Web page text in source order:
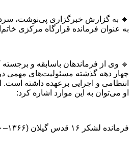
🔹 به گزارش خبرگزاری پی‌نوشت،
به عنوان فرمانده قرارگاه مرکزی
🔹 وی از فرماندهان باسابقه و
چهار دهه گذشته مسئولیت‌های مهمی
انتظامی و اجرایی برعهده داشته
او می‌توان به این موارد اشاره کرد:
فرمانده لشکر ۱۶ قدس گیلان (۱۳۶۶–۱۳۷۰)